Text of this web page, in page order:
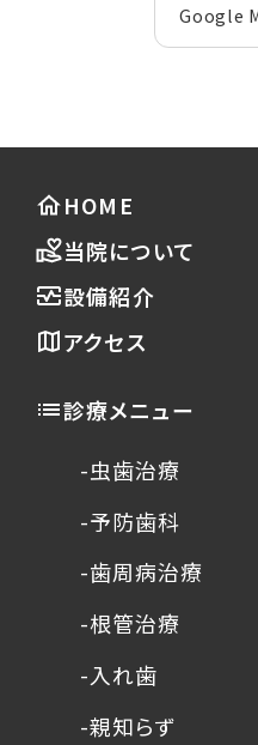
Google
HOME
当院について
設備紹介
アクセス
診療メニュー
-虫歯治療
-予防歯科
-歯周病治療
-根管治療
-入れ歯
-親知らず